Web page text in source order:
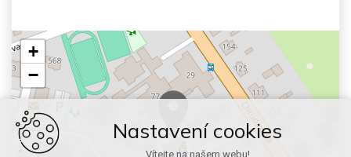
+
−
Nastavení cookies
Vítejte na našem webu!